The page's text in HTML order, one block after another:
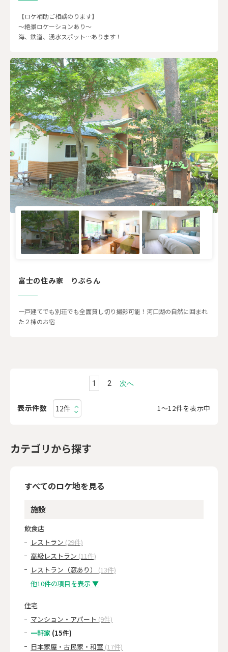
【ロケ補助ご相談のります】
～絶景ロケーションあり～
海、鉄道、湧水スポット…あります！
富士の住み家 りぶらん
一戸建てでも別荘でも全面貸し切り撮影可能！河口湖の自然に囲まれ
た２棟のお宿
1 2 次へ
表示件数 1〜12件を表示中
カテゴリから探す
すべてのロケ地を見る
施設
飲食店
レストラン (29件)
高級レストラン (11件)
レストラン（窓あり） (13件)
他10件の項目を表示 ▼
住宅
マンション・アパート (9件)
一軒家 (15件)
日本家屋・古民家・和室 (17件)